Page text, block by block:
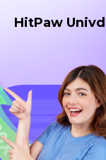
HitPaw Univd